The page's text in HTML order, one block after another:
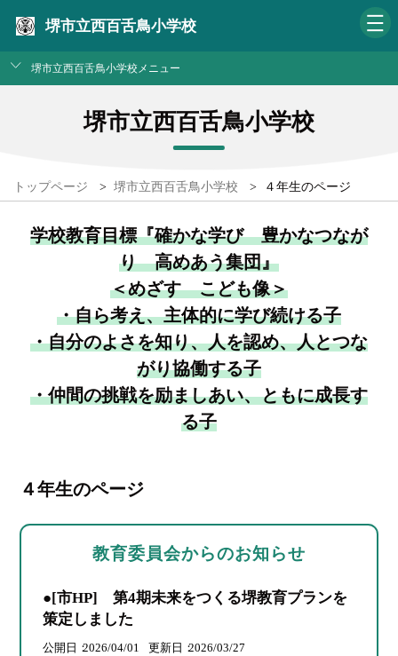
堺市立西百舌鳥小学校
堺市立西百舌鳥小学校メニュー
堺市立西百舌鳥小学校
トップページ > 堺市立西百舌鳥小学校 > ４年生のページ
学校教育目標『確かな学び 豊かなつなが
り 高めあう集団』
＜めざす こども像＞
・自ら考え、主体的に学び続ける子
・自分のよさを知り、人を認め、人とつな
がり協働する子
・仲間の挑戦を励ましあい、ともに成長す
る子
４年生のページ
教育委員会からのお知らせ
●[市HP] 第4期未来をつくる堺教育プランを
策定しました
公開日 2026/04/01 更新日 2026/03/27